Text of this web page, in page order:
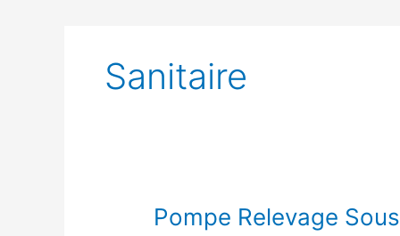
Sanitaire
Pompe Relevage